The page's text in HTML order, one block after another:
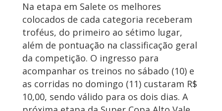
Na etapa em Salete os melhores
colocados de cada categoria receberam
troféus, do primeiro ao sétimo lugar,
além de pontuação na classificação geral
da competição. O ingresso para
acompanhar os treinos no sábado (10) e
as corridas no domingo (11) custaram R$
10,00, sendo válido para os dois dias. A